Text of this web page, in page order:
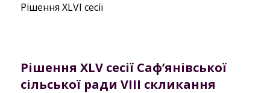
Рішення XLVI сесії
Рішення XLV сесії Саф’янівської
сільської ради VIII скликання